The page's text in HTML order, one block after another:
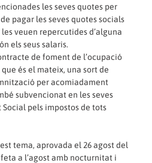
les seves quotes per
pagar les seves quotes socials
veuen repercutides d’alguna
els seus salaris.
de foment de l’ocupació
és el mateix, una sort de
per acomiadament
subvencionat en les seves
pels impostos de tots
tema, aprovada el 26 agost del
a l’agost amb nocturnitat i